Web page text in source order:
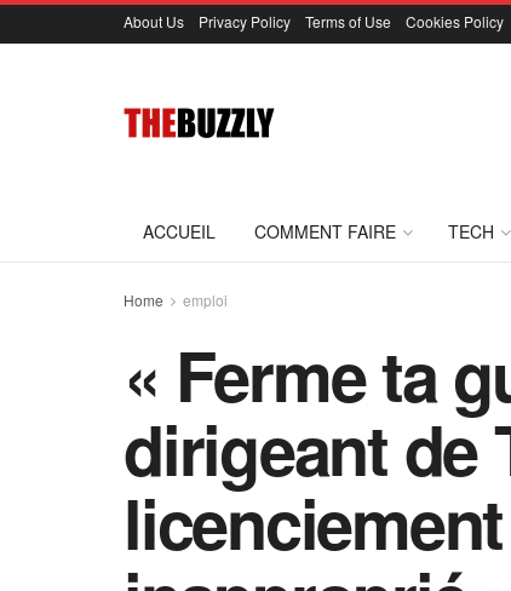
About Us Privacy Policy Terms of Use Cookies Policy
ACCUEIL COMMENT FAIRE TECH
Home emploi
« Ferme ta
dirigeant de